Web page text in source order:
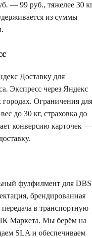
— 99 руб., тяжелее 30
из суммы
Доставку для
Экспресс через Яндекс
Ограничения для
до 30 кг, страховка до
конверсию карточек —
фулфилмент для
брендированная
в транспортную
Маркета. Мы берём на
SLA и обеспечиваем